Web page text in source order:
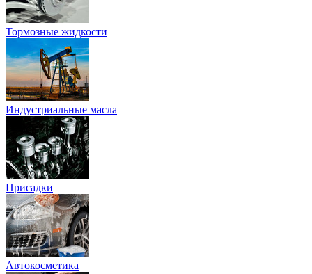
Тормозные жидкости
Индустриальные масла
Присадки
Автокосметика